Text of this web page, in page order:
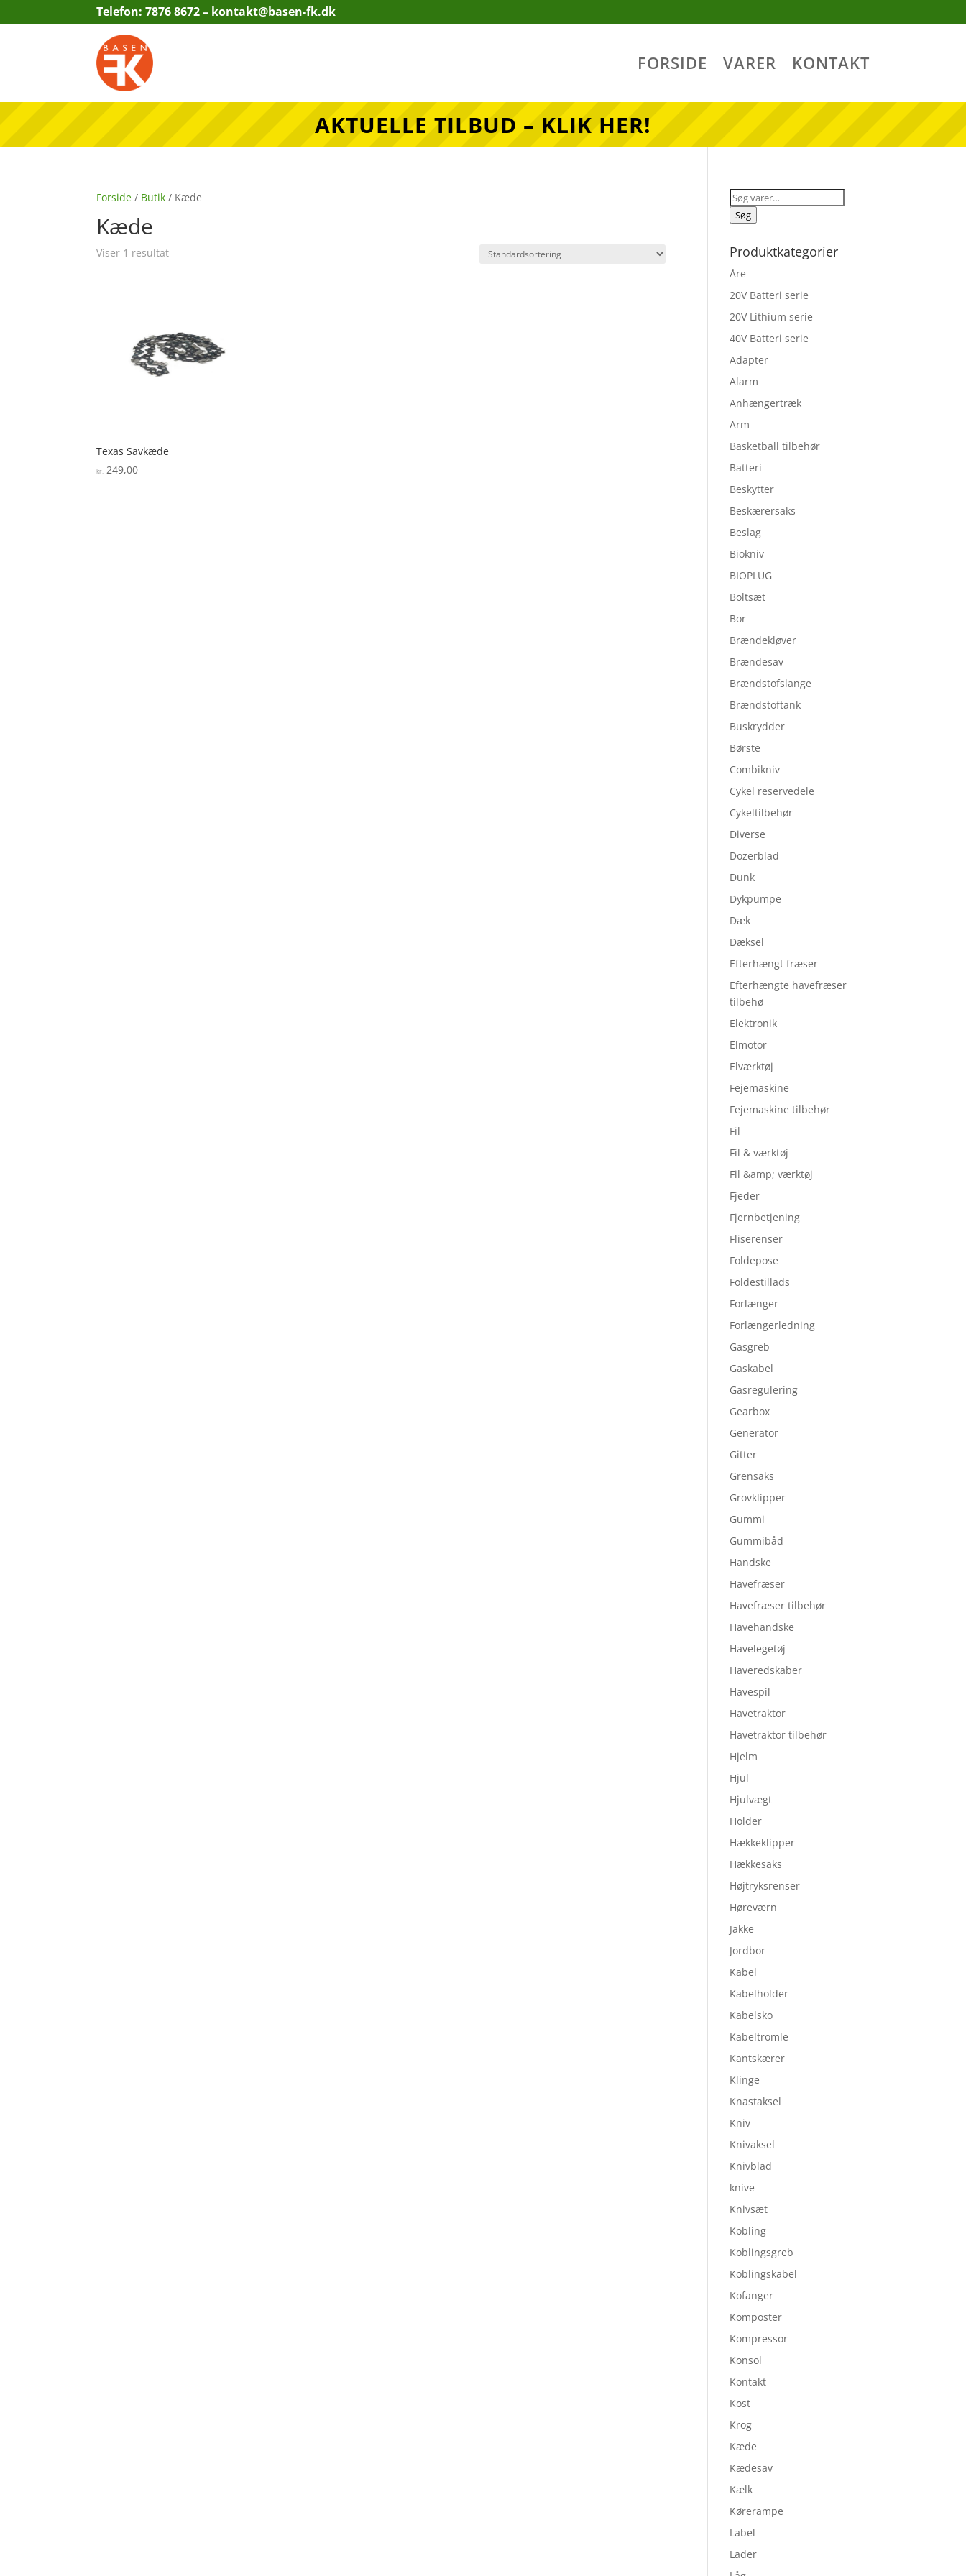
Telefon: 7876 8672 – kontakt@basen-fk.dk
FORSIDE VARER KONTAKT
AKTUELLE TILBUD – KLIK HER!
Forside / Butik / Kæde
Kæde
Viser 1 resultat
Texas Savkæde
kr. 249,00
Søg
efter:
Søg
Produktkategorier
Åre
20V Batteri serie
20V Lithium serie
40V Batteri serie
Adapter
Alarm
Anhængertræk
Arm
Basketball tilbehør
Batteri
Beskytter
Beskærersaks
Beslag
Biokniv
BIOPLUG
Boltsæt
Bor
Brændekløver
Brændesav
Brændstofslange
Brændstoftank
Buskrydder
Børste
Combikniv
Cykel reservedele
Cykeltilbehør
Diverse
Dozerblad
Dunk
Dykpumpe
Dæk
Dæksel
Efterhængt fræser
Efterhængte havefræser
tilbehø
Elektronik
Elmotor
Elværktøj
Fejemaskine
Fejemaskine tilbehør
Fil
Fil & værktøj
Fil &amp; værktøj
Fjeder
Fjernbetjening
Fliserenser
Foldepose
Foldestillads
Forlænger
Forlængerledning
Gasgreb
Gaskabel
Gasregulering
Gearbox
Generator
Gitter
Grensaks
Grovklipper
Gummi
Gummibåd
Handske
Havefræser
Havefræser tilbehør
Havehandske
Havelegetøj
Haveredskaber
Havespil
Havetraktor
Havetraktor tilbehør
Hjelm
Hjul
Hjulvægt
Holder
Hækkeklipper
Hækkesaks
Højtryksrenser
Høreværn
Jakke
Jordbor
Kabel
Kabelholder
Kabelsko
Kabeltromle
Kantskærer
Klinge
Knastaksel
Kniv
Knivaksel
Knivblad
knive
Knivsæt
Kobling
Koblingsgreb
Koblingskabel
Kofanger
Komposter
Kompressor
Konsol
Kontakt
Kost
Krog
Kæde
Kædesav
Kælk
Kørerampe
Label
Lader